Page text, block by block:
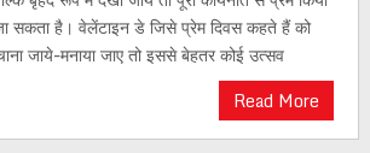
सकता है। वेलेंटाइन डे जिसे प्रेम दिवस कहते हैं को
जाये-मनाया जाए तो इससे बेहतर कोई उत्सव
Read More